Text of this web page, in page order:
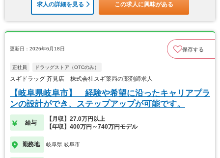
求人の詳細を見る この求人に興味がある
更新日：2026年6月18日 保存する
正社員 ドラッグストア（OTCのみ）
スギドラッグ 芥見店 株式会社スギ薬局の薬剤師求人
【岐阜県岐阜市】 経験や希望に沿ったキャリアプラ
ンの設計ができ、ステップアップが可能です。
給与
【月収】27.0万円以上
【年収】400万円～740万円モデル
勤務地 岐阜県 岐阜市